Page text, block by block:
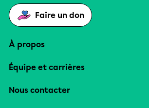
Faire un don
À propos
Équipe et carrières
Nous contacter